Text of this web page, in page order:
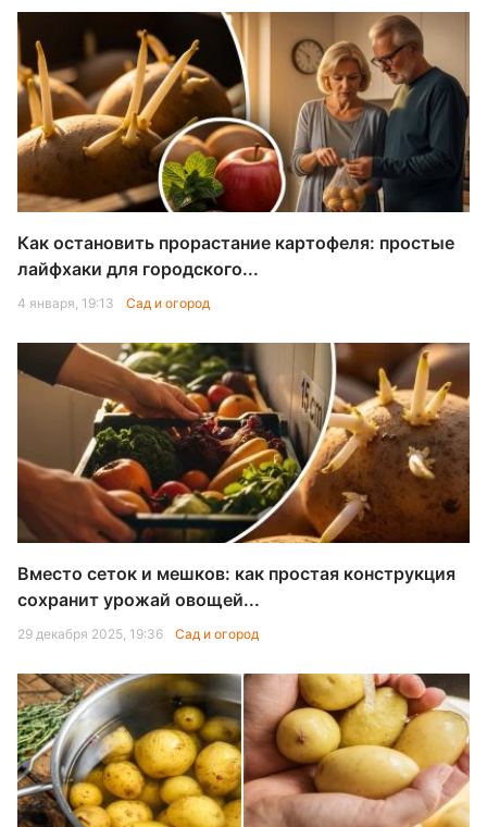
Как остановить прорастание картофеля: простые
лайфхаки для городского...
4 января, 19:13 Сад и огород
Вместо сеток и мешков: как простая конструкция
сохранит урожай овощей...
29 декабря 2025, 19:36 Сад и огород